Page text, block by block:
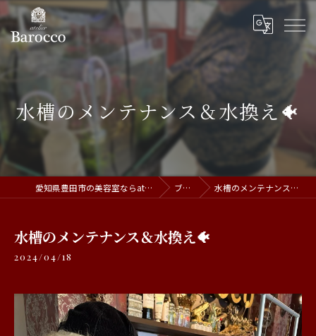
水槽のメンテナンス＆水換え🐠
愛知県豊田市の美容室ならatelier Barocco ブログ 水槽のメンテナンス＆水換え🐠
水槽のメンテナンス＆水換え🐠
2024/04/18